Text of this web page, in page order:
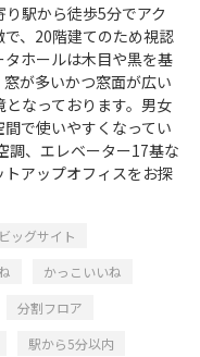
駅から徒歩5分でアク
、20階建てのため視認
ホールは木目や黒を基
が多いかつ窓面が広い
なっております。男女
で使いやすくなってい
調、エレベーター17基な
アップオフィスをお探
ッグサイト
かっこいいね
分割フロア
駅から5分以内